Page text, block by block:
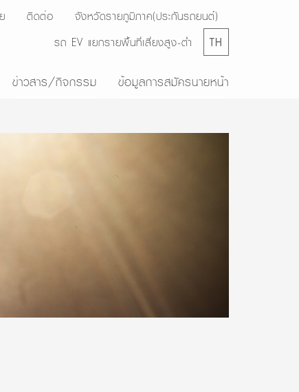
ติดต่อ
จังหวัดรายภูมิภาค(ประกันรถยนต์)
รถ EV แยกรายพื้นที่เสี่ยงสูง-ต่ำ
TH
ข่าวสาร/กิจกรรม ข้อมูลการสมัครนายหน้า